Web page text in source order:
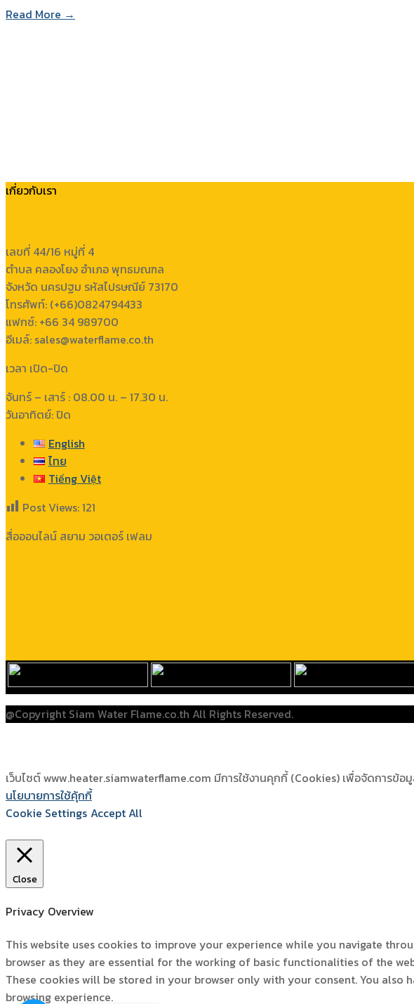
Read More →
เกี่ยวกับเรา
เลขที่ 44/16 หมู่ที่ 4
ตำบล คลองโยง อำเภอ พุทธมณฑล
จังหวัด นครปฐม รหัสไปรษณีย์ 73170
โทรศัพท์: (+66)0824794433
แฟกซ์: +66 34 989700
อีเมล์: sales@waterflame.co.th
เวลา เปิด-ปิด
จันทร์ – เสาร์ : 08.00 น. – 17.30 น.
วันอาทิตย์: ปิด
English
ไทย
Tiếng Việt
Post Views:121
สื่อออนไลน์ สยาม วอเตอร์ เฟลม
@Copyright Siam Water Flame.co.th All Rights Reserved.
เว็บไซต์ www.heater.siamwaterflame.com มีการใช้งานคุกกี้ (Cookies) เพื่อจัดการข้
นโยบายการใช้คุ้กกี้
Cookie Settings Accept All
Close
Privacy Overview
This website uses cookies to improve your experience while you navigate
browser as they are essential for the working of basic functionalities of the
These cookies will be stored in your browser only with your consent. You
browsing experience.